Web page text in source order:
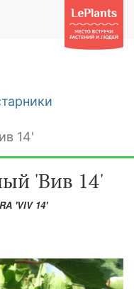
14'
'Вив 14'
'VIV 14'